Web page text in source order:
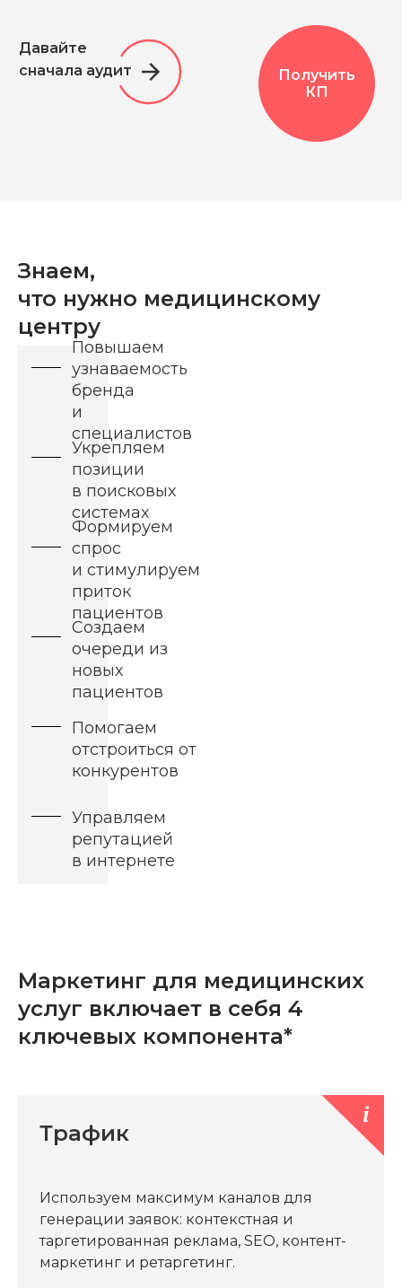
Получить
КП
Давайте
сначала аудит
Знаем,
что нужно медицинскому
центру
Повышаем
узнаваемость
бренда
и
специалистов
Укрепляем
позиции
в поисковых
системах
Формируем
спрос
и стимулируем
приток
пациентов
Создаем
очереди из
новых
пациентов
Помогаем
отстроиться от
конкурентов
Управляем
репутацией
в интернете
Маркетинг для медицинских
услуг включает в себя 4
ключевых компонента*
Трафик
Используем максимум каналов для
генерации заявок: контекстная и
таргетированная реклама, SEO, контент-
маркетинг и ретаргетинг.